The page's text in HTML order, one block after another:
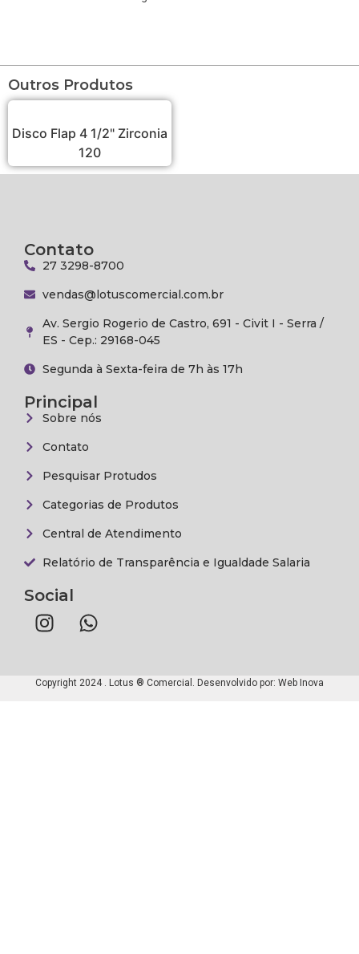
Outros Produtos
Disco Flap 4 1/2" Zirconia
120
Contato
27 3298-8700
vendas@lotuscomercial.com.br
Av. Sergio Rogerio de Castro, 691 - Civit I - Serra /
ES - Cep.: 29168-045
Segunda à Sexta-feira de 7h às 17h
Principal
Sobre nós
Contato
Pesquisar Protudos
Categorias de Produtos
Central de Atendimento
Relatório de Transparência e Igualdade Salaria
Social
Copyright 2024 . Lotus ® Comercial. Desenvolvido por: Web Inova